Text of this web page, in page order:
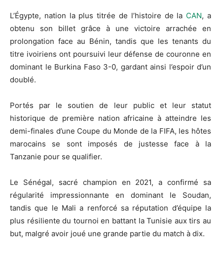
L’Égypte, nation la plus titrée de l’histoire de la CAN, a
obtenu son billet grâce à une victoire arrachée en
prolongation face au Bénin, tandis que les tenants du
titre ivoiriens ont poursuivi leur défense de couronne en
dominant le Burkina Faso 3-0, gardant ainsi l’espoir d’un
doublé.
Portés par le soutien de leur public et leur statut
historique de première nation africaine à atteindre les
demi-finales d’une Coupe du Monde de la FIFA, les hôtes
marocains se sont imposés de justesse face à la
Tanzanie pour se qualifier.
Le Sénégal, sacré champion en 2021, a confirmé sa
régularité impressionnante en dominant le Soudan,
tandis que le Mali a renforcé sa réputation d’équipe la
plus résiliente du tournoi en battant la Tunisie aux tirs au
but, malgré avoir joué une grande partie du match à dix.